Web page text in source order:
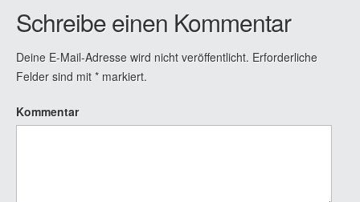
Schreibe einen Kommentar
Deine E-Mail-Adresse wird nicht veröffentlicht. Erforderliche
Felder sind mit * markiert.
Kommentar